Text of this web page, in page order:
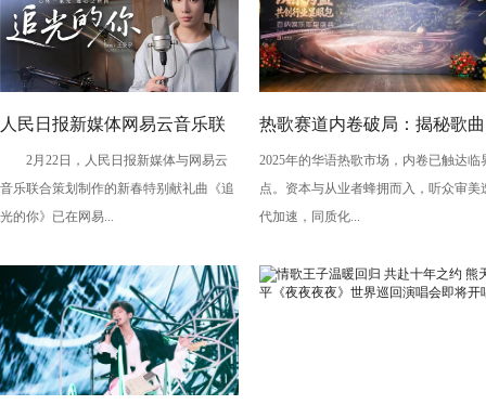
人民日报新媒体网易云音乐联
合推出新春献礼歌曲《追光的
你》
2月22日，人民日报新媒体与网易云
音乐联合策划制作的新春特别献礼曲《追
光的你》已在网易...
热歌赛道内卷破局：揭秘歌曲
的选品、投流与转化逻辑
2025年的华语热歌市场，内卷已触达临
点。资本与从业者蜂拥而入，听众审美
代加速，同质化...